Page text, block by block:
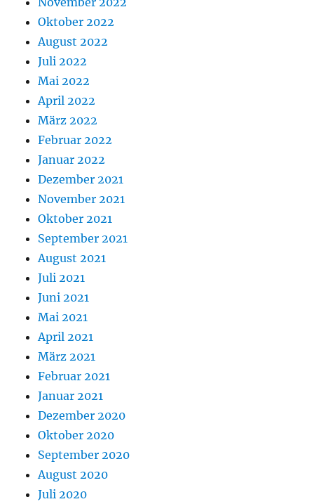
Oktober 2022
August 2022
Juli 2022
Mai 2022
April 2022
März 2022
Februar 2022
Januar 2022
Dezember 2021
November 2021
Oktober 2021
September 2021
August 2021
Juli 2021
Juni 2021
Mai 2021
April 2021
März 2021
Februar 2021
Januar 2021
Dezember 2020
Oktober 2020
September 2020
August 2020
Juli 2020